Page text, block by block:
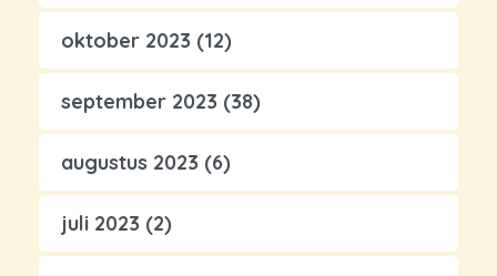
oktober 2023 (12)
september 2023 (38)
augustus 2023 (6)
juli 2023 (2)